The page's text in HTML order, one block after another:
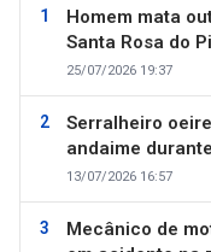
Homem mata
Santa Rosa do
25/07/2026 19:37
Serralheiro
andaime
13/07/2026 16:57
Mecânico de